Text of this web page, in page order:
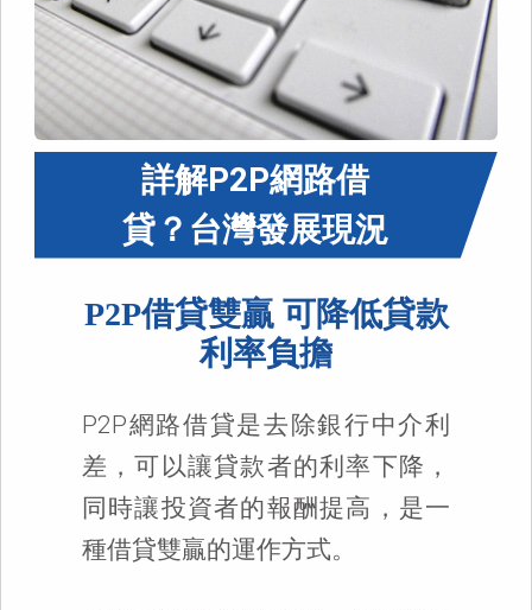
詳解P2P網路借
貸？台灣發展現況
P2P借貸雙贏 可降低貸款
利率負擔
P2P網路借貸是去除銀行中介利
差，可以讓貸款者的利率下降，
同時讓投資者的報酬提高，是一
種借貸雙贏的運作方式。